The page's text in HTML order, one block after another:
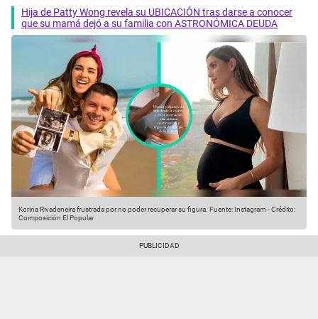
Hija de Patty Wong revela su UBICACIÓN tras darse a conocer
que su mamá dejó a su familia con ASTRONÓMICA DEUDA
Korina Rivadeneira frustrada por no poder recuperar su figura. Fuente: Instagram -Crédito:
Composición El Popular